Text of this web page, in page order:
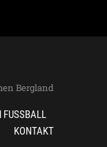
Bergland
FUSSBALL
KONTAKT